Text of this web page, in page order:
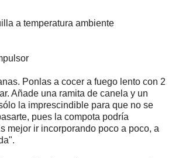
a temperatura ambiente
Ponlas a cocer a fuego lento con 2
Añade una ramita de canela y un
la imprescindible para que no se
pues la compota podría
mejor ir incorporando poco a poco, a